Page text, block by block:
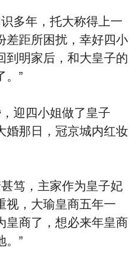
多年，托大称得上一
差距所困扰，幸好四小
到明家后，和大皇子的
。”
迎四小姐做了皇子
婚那日，冠京城内红妆
笃，主家作为皇子妃
视，大瑜皇商五年一
皇商了，想必来年皇商
。”